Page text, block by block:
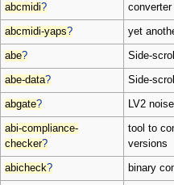
abcmidi?
abcmidi-yaps? yet
abe? Side-
abe-data? Side-
abgate? LV2
abi-compliance-
checker?
tool to
versions
abicheck? binary